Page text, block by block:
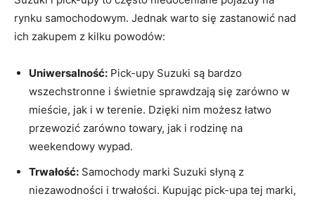
rynku samochodowym. Jednak warto się zastanowić nad
ich zakupem z kilku powodów:
Uniwersalność: Pick-upy Suzuki są bardzo
wszechstronne i​ świetnie sprawdzają się ‍zarówno⁣ w
mieście, jak i w terenie. Dzięki nim możesz łatwo
przewozić zarówno​ towary, jak i⁤ rodzinę na
weekendowy​ wypad.
Trwałość: Samochody marki Suzuki słyną z
niezawodności i trwałości. Kupując pick-upa tej marki,